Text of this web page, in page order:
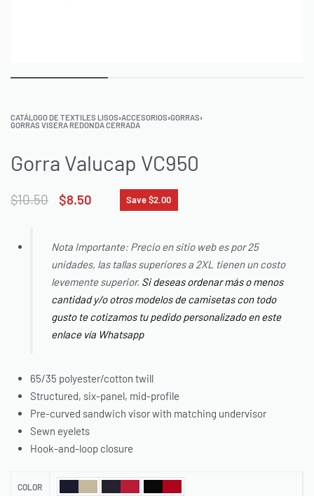
CATÁLOGO DE TEXTILES LISOS›ACCESORIOS›GORRAS›
GORRAS VISERA REDONDA CERRADA
Gorra Valucap VC950
$10.50 $8.50 Save $2.00
Nota Importante: Precio en sitio web es por 25
unidades, las tallas superiores a 2XL tienen un costo
levemente superior. Si deseas ordenar más o menos
cantidad y/o otros modelos de camisetas con todo
gusto te cotizamos tu pedido personalizado en este
enlace vía Whatsapp
65/35 polyester/cotton twill
Structured, six-panel, mid-profile
Pre-curved sandwich visor with matching undervisor
Sewn eyelets
Hook-and-loop closure
COLOR